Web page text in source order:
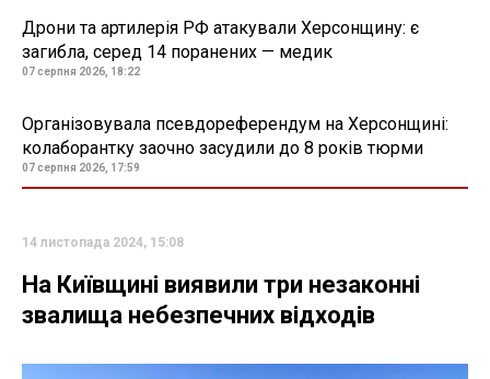
Дрони та артилерія РФ атакували Херсонщину: є
загибла, серед 14 поранених — медик
07 серпня 2026, 18:22
Організовувала псевдореферендум на Херсонщині:
колаборантку заочно засудили до 8 років тюрми
07 серпня 2026, 17:59
14 листопада 2024, 15:08
На Київщині виявили три незаконні
звалища небезпечних відходів